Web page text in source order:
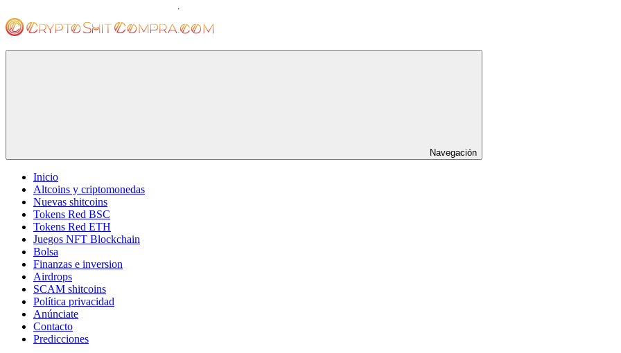
al
contenido
Navegación
Inicio
Altcoins y criptomonedas
Nuevas shitcoins
Tokens Red BSC
Tokens Red ETH
Juegos NFT Blockchain
Bolsa
Finanzas e inversion
Airdrops
SCAM shitcoins
Política privacidad
Anúnciate
Contacto
Predicciones